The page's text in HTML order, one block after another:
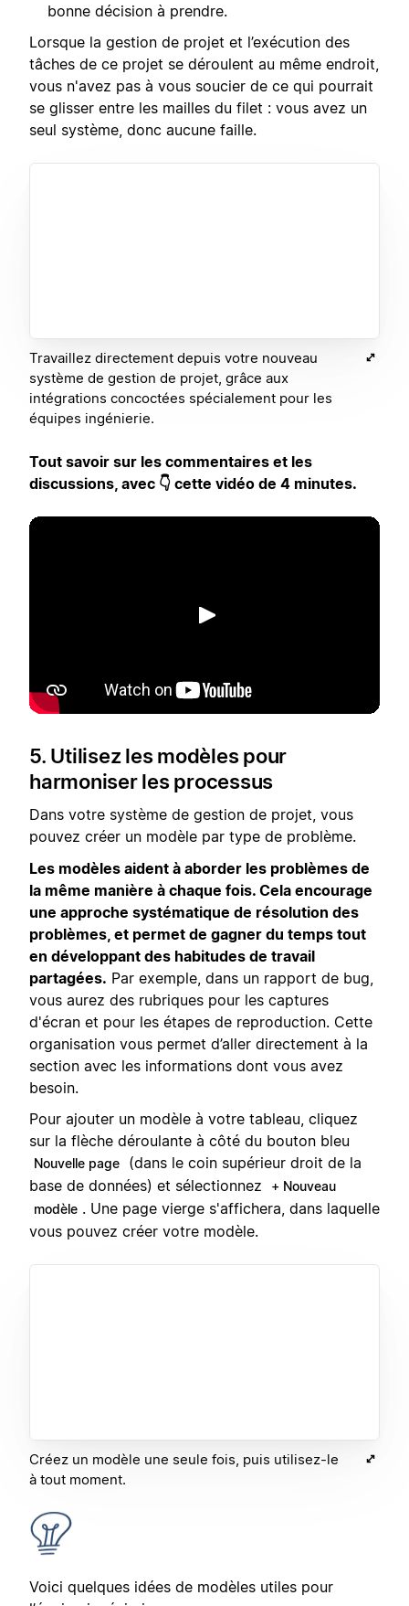
bonne décision à prendre.
Lorsque la gestion de projet et l’exécution des
tâches de ce projet se déroulent au même endroit,
vous n'avez pas à vous soucier de ce qui pourrait
se glisser entre les mailles du filet : vous avez un
seul système, donc aucune faille.
Travaillez directement depuis votre nouveau
système de gestion de projet, grâce aux
intégrations concoctées spécialement pour les
équipes ingénierie.
Tout savoir sur les commentaires et les
discussions, avec 👇 cette vidéo de 4 minutes.
Lecture
5. Utilisez les modèles pour
harmoniser les processus
Dans votre système de gestion de projet, vous
pouvez créer un modèle par type de problème.
Les modèles aident à aborder les problèmes de
la même manière à chaque fois. Cela encourage
une approche systématique de résolution des
problèmes, et permet de gagner du temps tout
en développant des habitudes de travail
partagées. Par exemple, dans un rapport de bug,
vous aurez des rubriques pour les captures
d'écran et pour les étapes de reproduction. Cette
organisation vous permet d’aller directement à la
section avec les informations dont vous avez
besoin.
Pour ajouter un modèle à votre tableau, cliquez
sur la flèche déroulante à côté du bouton bleu
Nouvelle page
(dans le coin supérieur droit de la
base de données) et sélectionnez
+ Nouveau
modèle . Une page vierge s'affichera, dans laquelle
vous pouvez créer votre modèle.
Créez un modèle une seule fois, puis utilisez-le
à tout moment.
Voici quelques idées de modèles utiles pour